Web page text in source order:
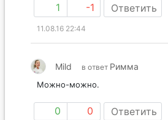
1 -1 Ответить
11.08.16 22:44
Mild в ответ Римма
Можно-можно.
0 0 Ответить